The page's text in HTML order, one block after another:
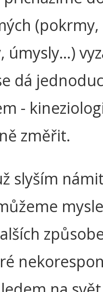
dá
-
změřit.
slyším